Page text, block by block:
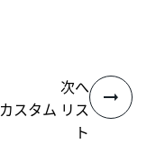
次へ
カスタム リス
ト